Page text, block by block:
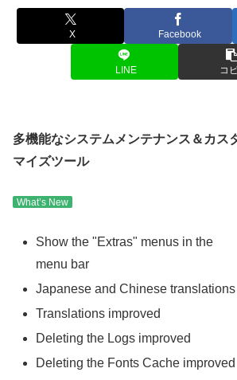
X Facebook
LINE コ
多機能なシステムメンテナンス＆カス
マイズツール
What’s New
Show the "Extras" menus in the
menu bar
Japanese and Chinese translations
Translations improved
Deleting the Logs improved
Deleting the Fonts Cache improved